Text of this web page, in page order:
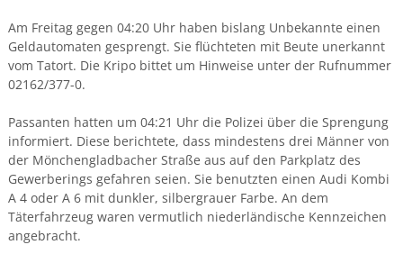
Am Freitag gegen 04:20 Uhr haben bislang Unbekannte einen
Geldautomaten gesprengt. Sie flüchteten mit Beute unerkannt
vom Tatort. Die Kripo bittet um Hinweise unter der Rufnummer
02162/377-0.
Passanten hatten um 04:21 Uhr die Polizei über die Sprengung
informiert. Diese berichtete, dass mindestens drei Männer von
der Mönchengladbacher Straße aus auf den Parkplatz des
Gewerberings gefahren seien. Sie benutzten einen Audi Kombi
A 4 oder A 6 mit dunkler, silbergrauer Farbe. An dem
Täterfahrzeug waren vermutlich niederländische Kennzeichen
angebracht.